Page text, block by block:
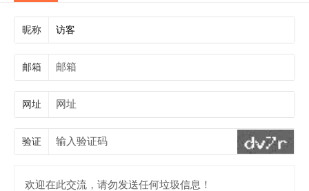
昵称
邮箱
网址
验证